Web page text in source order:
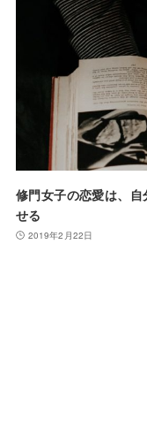
修門女子の恋愛は、
せる
2019年2月22日